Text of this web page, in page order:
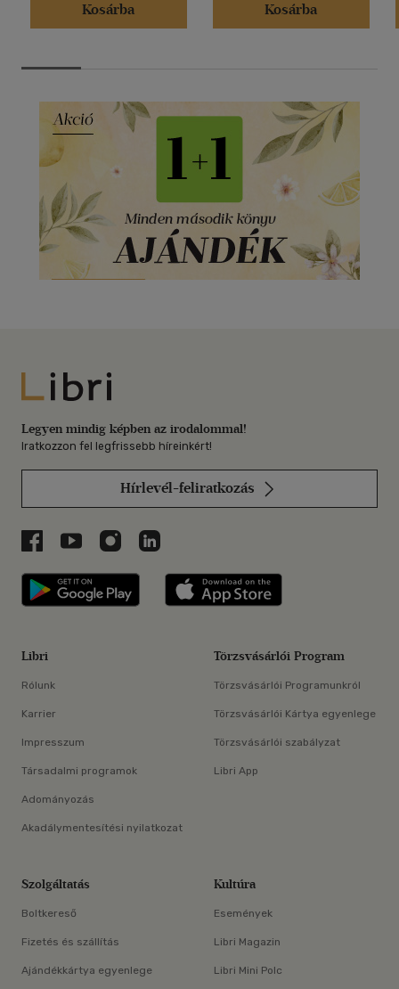
Kosárba
Kosárba
Libri
Legyen mindig képben az irodalommal!
Iratkozzon fel legfrissebb híreinkért!
Hírlevél-feliratkozás
Libri a Facebookon
Libri a Youtube-on
Libri az Instagramon
Libri a LinkedInen
Libri applikáció Szerezd meg: Google
Libri
Rólunk
Karrier
Impresszum
Társadalmi programok
Adományozás
Akadálymentesítési nyilatkozat
Törzsvásárlói Program
Törzsvásárlói Programunkról
Törzsvásárlói Kártya egyenlege
Törzsvásárlói szabályzat
Libri App
Szolgáltatás
Boltkereső
Fizetés és szállítás
Ajándékkártya egyenlege
Kultúra
Események
Libri Magazin
Libri Mini Polc